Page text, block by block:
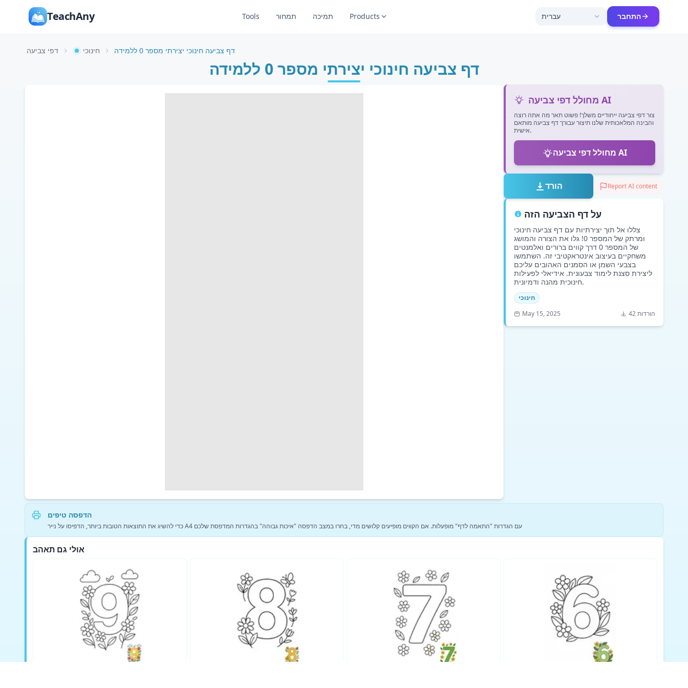
TeachAny Tools תמחור תמיכה Products עברית התחבר
דפי צביעה חינוכי דף צביעה חינוכי יצירתי מספר 0 ללמידה
דף צביעה חינוכי יצירתי מספר 0 ללמידה
מחולל דפי צביעה AI
צור דפי צביעה ייחודיים משלך! פשוט תאר מה אתה רוצה
והבינה המלאכותית שלנו תיצור עבורך דף צביעה מותאם
אישית.
מחולל דפי צביעה AI
הורד Report AI content
על דף הצביעה הזה
צללו אל תוך יצירתיות עם דף צביעה חינוכי
ומרתק של המספר 0! גלו את הצורה והמושג
של המספר 0 דרך קווים ברורים ואלמנטים
משחקיים בעיצוב אינטראקטיבי זה. השתמשו
בצבעי השמן או הסמנים האהובים עליכם
ליצירת סצנת לימוד צבעונית. אידיאלי לפעילות
חינוכית מהנה ודמיונית.
חינוכי
May 15, 2025
42 הורדות
הדפסה טיפים
כדי להשיג את התוצאות הטובות ביותר, הדפיסו על נייר A4 עם הגדרות "התאמה לדף" מופעלות. אם הקווים מופיעים קלושים מדי, בחרו במצב הדפסה "איכות גבוהה" בהגדרות המדפסת שלכם
אולי גם תאהב